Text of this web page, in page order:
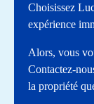
Choisissez
expérience
Alors, vous
Contactez-
la propriété